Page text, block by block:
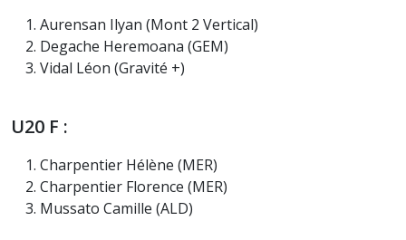
Aurensan Ilyan (Mont 2 Vertical)
Degache Heremoana (GEM)
Vidal Léon (Gravité +)
U20 F :
Charpentier Hélène (MER)
Charpentier Florence (MER)
Mussato Camille (ALD)